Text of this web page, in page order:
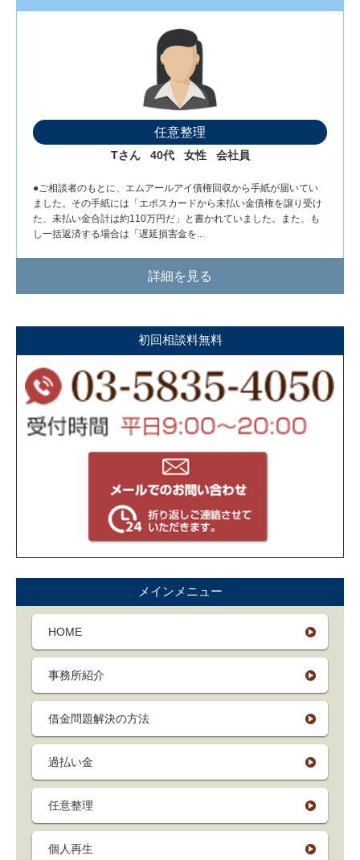
任意整理
Tさん 40代 女性 会社員
●ご相談者のもとに、エムアールアイ債権回収から手紙が届いてい
ました。その手紙には「エポスカードから未払い金債権を譲り受け
た、未払い金合計は約110万円だ」と書かれていました。また、も
し一括返済する場合は「遅延損害金を...
詳細を見る
初回相談料無料
メインメニュー
HOME
事務所紹介
借金問題解決の方法
過払い金
任意整理
個人再生